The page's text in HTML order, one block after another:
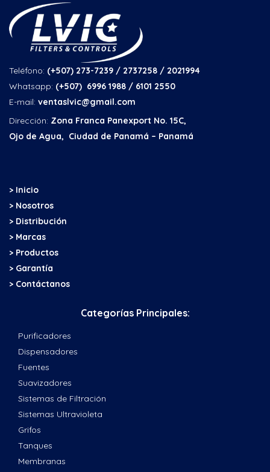
Teléfono: (+507) 273-7239 / 2737258 / 2021994
Whatsapp: (+507) 6996 1988 / 6101 2550
E-mail: ventaslvic@gmail.com
Dirección: Zona Franca Panexport No. 15C,
Ojo de Agua, Ciudad de Panamá – Panamá
> Inicio
> Nosotros
> Distribución
> Marcas
> Productos
> Garantía
> Contáctanos
Categorías Principales:
Purificadores
Dispensadores
Fuentes
Suavizadores
Sistemas de Filtración
Sistemas Ultravioleta
Grifos
Tanques
Membranas